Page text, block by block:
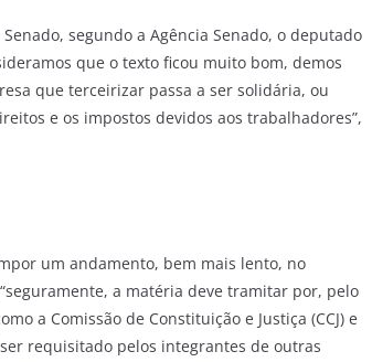
segundo a Agência Senado, o deputado
que o texto ficou muito bom, demos
que terceirizar passa a ser solidária, ou
e os impostos devidos aos trabalhadores”,
um andamento, bem mais lento, no
a matéria deve tramitar por, pelo
a Comissão de Constituição e Justiça (CCJ) e
requisitado pelos integrantes de outras